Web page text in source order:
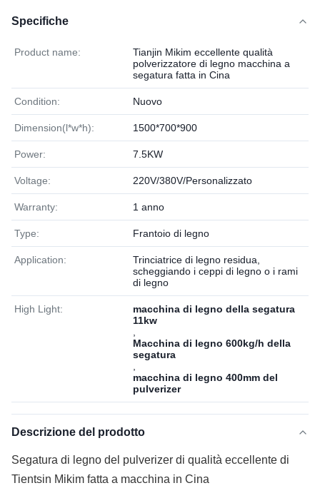
Specifiche
Product name:
Tianjin Mikim eccellente qualità
polverizzatore di legno macchina a
segatura fatta in Cina
Condition: Nuovo
Dimension(l*w*h): 1500*700*900
Power: 7.5KW
Voltage: 220V/380V/Personalizzato
Warranty: 1 anno
Type: Frantoio di legno
Application:
Trinciatrice di legno residua,
scheggiando i ceppi di legno o i rami
di legno
High Light:
macchina di legno della segatura
11kw
Macchina di legno 600kg/h della
segatura
macchina di legno 400mm del
pulverizer
Descrizione del prodotto
Segatura di legno del pulverizer di qualità eccellente di
Tientsin Mikim fatta a macchina in Cina